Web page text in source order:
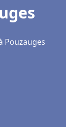
Pouzauges